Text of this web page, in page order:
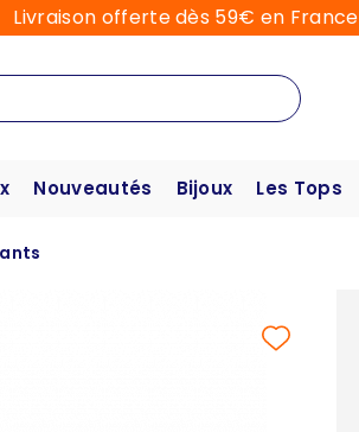
Livraison offerte dès 59€ en France
Nouveautés Bijoux Les Tops